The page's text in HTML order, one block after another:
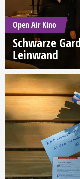
Open Air Kino
Schwarze
Leinwand